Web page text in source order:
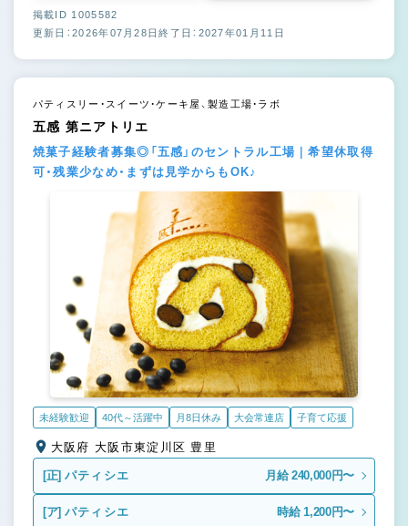
掲載ID 1005582
更新日：2026年07月28日終了日：2027年01月11日
パティスリー・スイーツ・ケーキ屋、製造工場・ラボ
五感 第ニアトリエ
焼菓子経験者募集◎「五感」のセントラル工場｜希望休取得
可・残業少なめ・まずは見学からもOK♪
未経験歓迎 40代～活躍中 月8日休み 大会常連店 子育て応援
大阪府 大阪市東淀川区 豊里
[正] パティシエ 月給 240,000円〜
[ア] パティシエ 時給 1,200円〜